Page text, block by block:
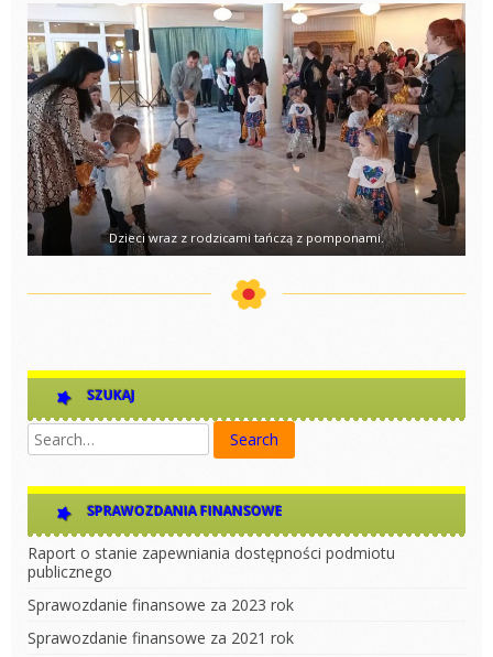
Dzieci wraz z rodzicami tańczą z pomponami.
SZUKAJ
SPRAWOZDANIA FINANSOWE
Raport o stanie zapewniania dostępności podmiotu
publicznego
Sprawozdanie finansowe za 2023 rok
Sprawozdanie finansowe za 2021 rok